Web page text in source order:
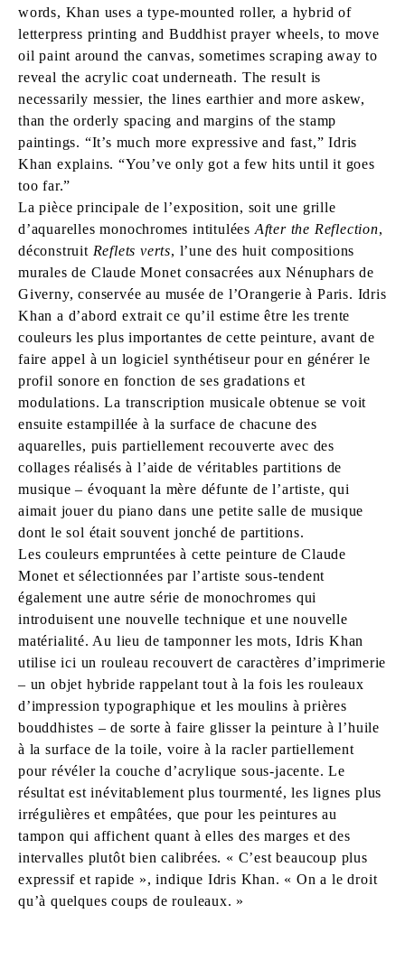
words, Khan uses a type-mounted roller, a hybrid of
letterpress printing and Buddhist prayer wheels, to move
oil paint around the canvas, sometimes scraping away to
reveal the acrylic coat underneath. The result is
necessarily messier, the lines earthier and more askew,
than the orderly spacing and margins of the stamp
paintings. “It’s much more expressive and fast,” Idris
Khan explains. “You’ve only got a few hits until it goes
too far.”
La pièce principale de l’exposition, soit une grille
d’aquarelles monochromes intitulées After the Reflection,
déconstruit Reflets verts, l’une des huit compositions
murales de Claude Monet consacrées aux Nénuphars de
Giverny, conservée au musée de l’Orangerie à Paris. Idris
Khan a d’abord extrait ce qu’il estime être les trente
couleurs les plus importantes de cette peinture, avant de
faire appel à un logiciel synthétiseur pour en générer le
profil sonore en fonction de ses gradations et
modulations. La transcription musicale obtenue se voit
ensuite estampillée à la surface de chacune des
aquarelles, puis partiellement recouverte avec des
collages réalisés à l’aide de véritables partitions de
musique – évoquant la mère défunte de l’artiste, qui
aimait jouer du piano dans une petite salle de musique
dont le sol était souvent jonché de partitions.
Les couleurs empruntées à cette peinture de Claude
Monet et sélectionnées par l’artiste sous-tendent
également une autre série de monochromes qui
introduisent une nouvelle technique et une nouvelle
matérialité. Au lieu de tamponner les mots, Idris Khan
utilise ici un rouleau recouvert de caractères d’imprimerie
– un objet hybride rappelant tout à la fois les rouleaux
d’impression typographique et les moulins à prières
bouddhistes – de sorte à faire glisser la peinture à l’huile
à la surface de la toile, voire à la racler partiellement
pour révéler la couche d’acrylique sous-jacente. Le
résultat est inévitablement plus tourmenté, les lignes plus
irrégulières et empâtées, que pour les peintures au
tampon qui affichent quant à elles des marges et des
intervalles plutôt bien calibrées. « C’est beaucoup plus
expressif et rapide », indique Idris Khan. « On a le droit
qu’à quelques coups de rouleaux. »